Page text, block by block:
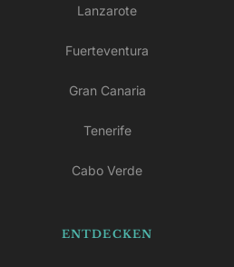
Lanzarote
Fuerteventura
Gran Canaria
Tenerife
Cabo Verde
ENTDECKEN